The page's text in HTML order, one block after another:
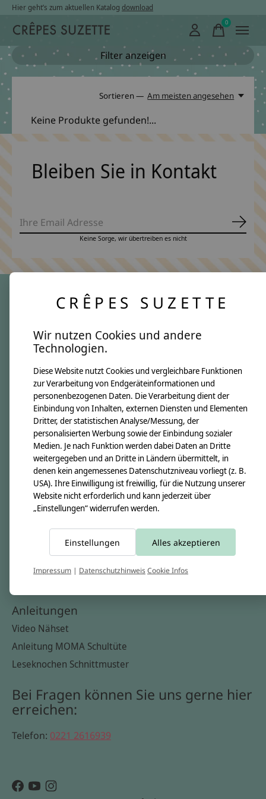
Hier geht’s zum aktuellen Katalog download
0items
Filter anzeigen
Sortieren — Am meisten angesehen
Keine Produkte gefunden!...
Bleiben Sie in Kontakt
Keine Sorge, wir übertreiben es nicht
Über uns
Unsere Creppies
Nähkästchen
Unsere Stoffe
Impressum
Informationen
Kontakt
Versandkosten & Rücksendungen
Zahlungsarten
Widerrufsbelehrung
Anleitungen
Video Nähset
Anleitung MOMA Schultüte
Leseknochen Schnittmuster
Bei Fragen können Sie uns gerne hier
erreichen:
Telefon: 0221 2616939
CRÊPES SUZETTE
Wir nutzen Cookies und andere
Technologien.
Diese Website nutzt Cookies und vergleichbare Funktionen
zur Verarbeitung von Endgeräteinformationen und
personenbezogenen Daten. Die Verarbeitung dient der
Einbindung von Inhalten, externen Diensten und Elementen
Dritter, der statistischen Analyse/Messung, der
personalisierten Werbung sowie der Einbindung sozialer
Medien. Je nach Funktion werden dabei Daten an Dritte
weitergegeben und an Dritte in Ländern übermittelt, in
denen kein angemessenes Datenschutzniveau vorliegt (z. B.
USA). Ihre Einwilligung ist freiwillig, für die Nutzung unserer
Website nicht erforderlich und kann jederzeit über
„Einstellungen“ widerrufen werden.
Einstellungen Alles akzeptieren
Impressum | DatenschutzhinweisCookie Infos